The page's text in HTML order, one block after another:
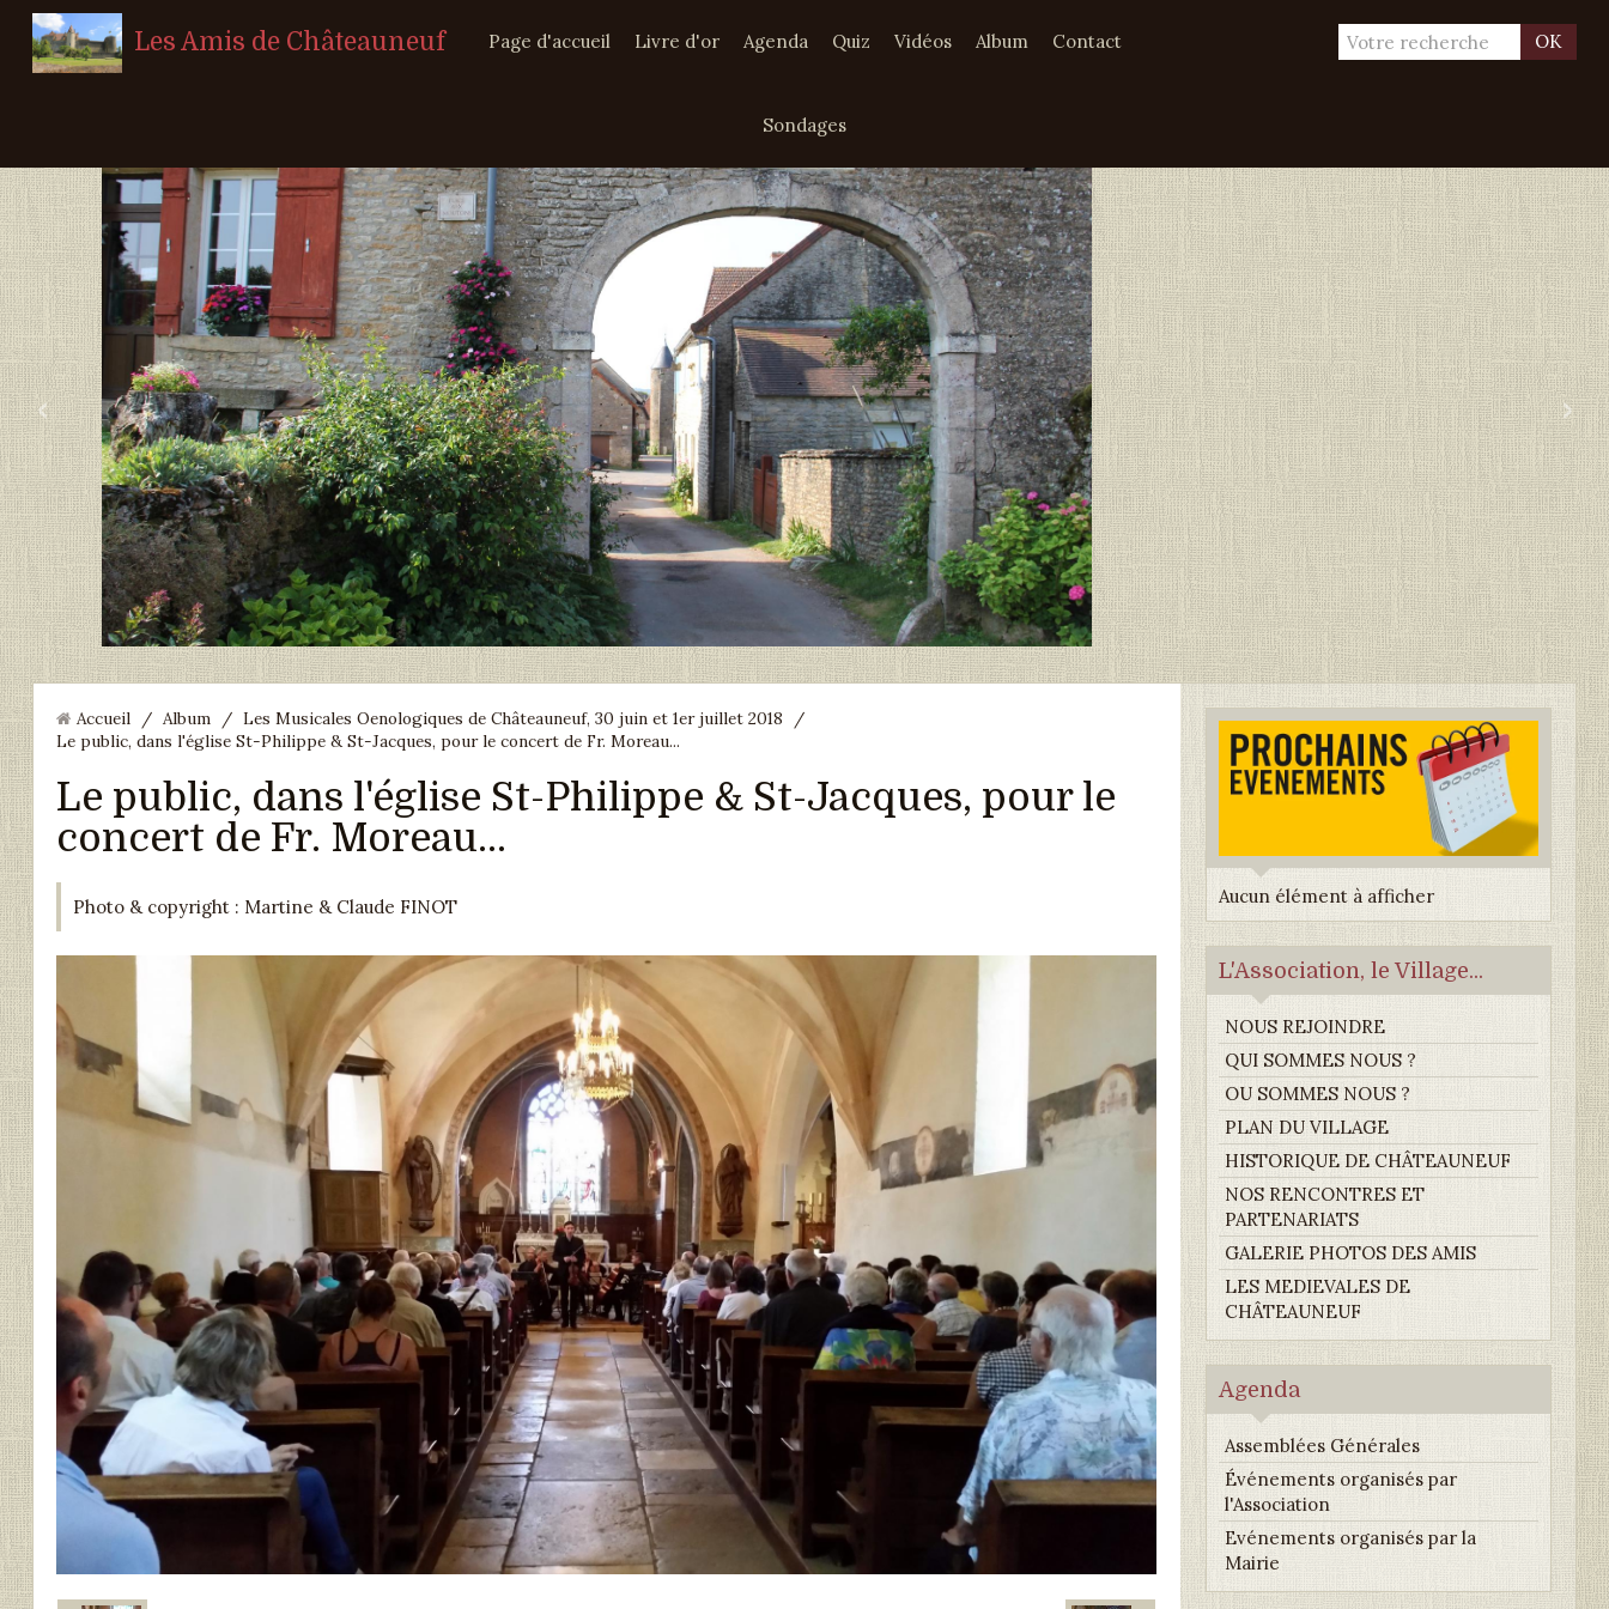
Les Amis de Châteauneuf OK
Page d'accueil Livre d'or Agenda Quiz Vidéos Album Contact
Sondages
‹ ›
Accueil / Album / Les Musicales Oenologiques de Châteauneuf, 30 juin et 1er juillet 2018
/
Le public, dans l'église St-Philippe & St-Jacques, pour le concert de Fr. Moreau...
Le public, dans l'église St-Philippe & St-Jacques, pour le
concert de Fr. Moreau...
Photo & copyright : Martine & Claude FINOT Aucun élément à afficher
L'Association, le Village...
NOUS REJOINDRE
QUI SOMMES NOUS ?
OU SOMMES NOUS ?
PLAN DU VILLAGE
HISTORIQUE DE CHÂTEAUNEUF
NOS RENCONTRES ET
PARTENARIATS
GALERIE PHOTOS DES AMIS
LES MEDIEVALES DE
CHÂTEAUNEUF
Agenda
Assemblées Générales
Événements organisés par
l'Association
Evénements organisés par la
Mairie